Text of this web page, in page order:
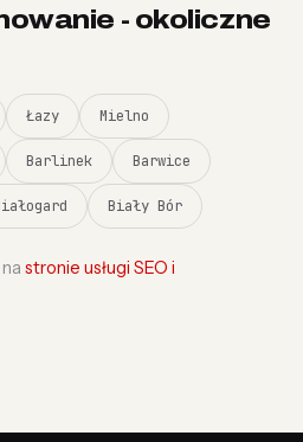
- okoliczne
Łazy Mielno
Barlinek Barwice
Biały Bór
stronie usługi SEO i